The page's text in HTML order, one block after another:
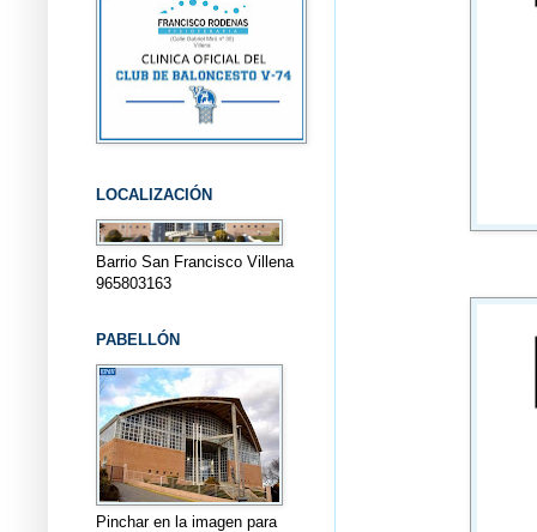
LOCALIZACIÓN
Barrio San Francisco Villena
965803163
PABELLÓN
Pinchar en la imagen para